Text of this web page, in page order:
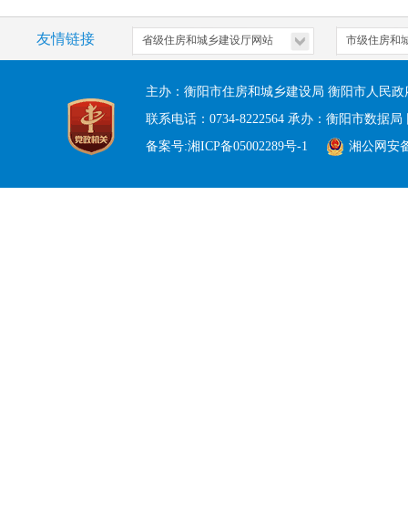
友情链接
主办：衡阳市住房和城乡建设局 衡阳市人民
联系电话：0734-8222564 承办：衡阳市数据
备案号:湘ICP备05002289号-1
湘公网安